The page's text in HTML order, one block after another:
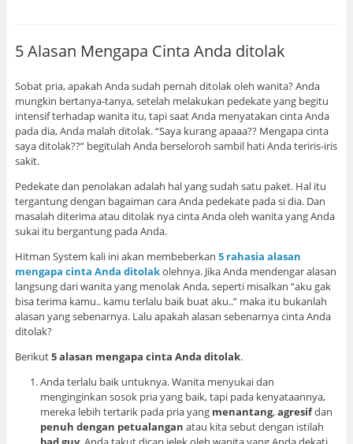
5 Alasan Mengapa Cinta Anda ditolak
Sobat pria, apakah Anda sudah pernah ditolak oleh wanita? Anda
mungkin bertanya-tanya, setelah melakukan pedekate yang begitu
intensif terhadap wanita itu, tapi saat Anda menyatakan cinta Anda
pada dia, Anda malah ditolak. “Saya kurang apaaa?? Mengapa cinta
saya ditolak??” begitulah Anda berseloroh sambil hati Anda teriris-iris
sakit.
Pedekate dan penolakan adalah hal yang sudah satu paket. Hal itu
tergantung dengan bagaiman cara Anda pedekate pada si dia. Dan
masalah diterima atau ditolak nya cinta Anda oleh wanita yang Anda
sukai itu bergantung pada Anda.
Hitman System kali ini akan membeberkan 5 rahasia alasan
mengapa cinta Anda ditolakolehnya. Jika Anda mendengar alasan
langsung dari wanita yang menolak Anda, seperti misalkan “aku gak
bisa terima kamu.. kamu terlalu baik buat aku..” maka itu bukanlah
alasan yang sebenarnya. Lalu apakah alasan sebenarnya cinta Anda
ditolak?
Berikut5 alasan mengapa cinta Anda ditolak.
Anda terlalu baik untuknya. Wanita menyukai dan
menginginkan sosok pria yang baik, tapi pada kenyataannya,
mereka lebih tertarik pada pria yang menantang,agresifdan
penuh dengan petualangan atau kita sebut dengan istilah